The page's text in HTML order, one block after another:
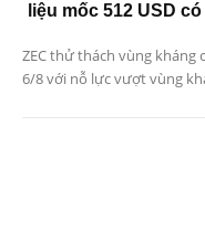
liệu mốc 512 USD
ZEC thử thách vùng kháng
6/8 với nỗ lực vượt vùng